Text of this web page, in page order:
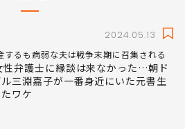
2024.05.13
するも病弱な夫は戦争末期に召集される
弁護士に縁談は来なかった…朝ド